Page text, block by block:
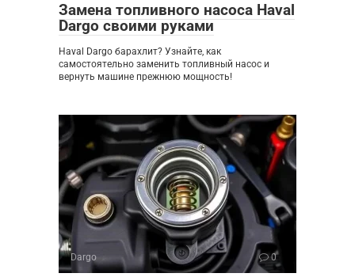
Замена топливного насоса Haval
Dargo своими руками
Haval Dargo барахлит? Узнайте, как
самостоятельно заменить топливный насос и
вернуть машине прежнюю мощность!
Dargo 0